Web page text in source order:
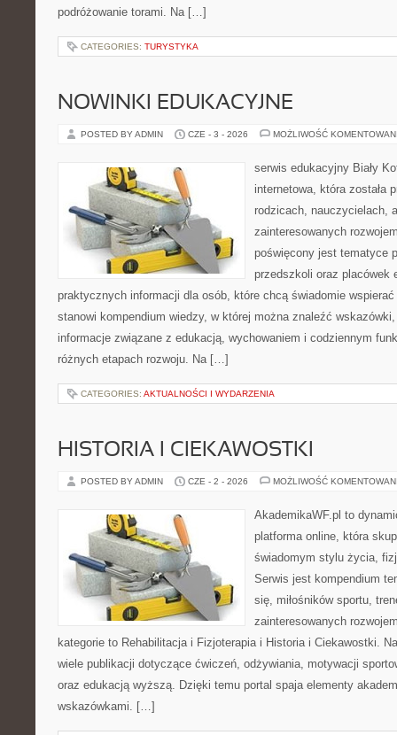
podróżowanie torami. Na […]
CATEGORIES: TURYSTYKA
NOWINKI EDUKACYJNE
POSTED BY ADMIN CZE - 3 - 2026 MOŻLIWOŚĆ
serwis edukacyjny Biały
internetowa, która została
rodzicach, nauczycielach,
zainteresowanych
poświęcony jest tematyce
przedszkoli oraz placówek
praktycznych informacji dla osób, które chcą świadomie
stanowi kompendium wiedzy, w której można znaleźć
informacje związane z edukacją, wychowaniem i codziennym
różnych etapach rozwoju. Na […]
CATEGORIES: AKTUALNOŚCI I WYDARZENIA
HISTORIA I CIEKAWOSTKI
POSTED BY ADMIN CZE - 2 - 2026 MOŻLIWOŚĆ
AkademikaWF.pl to
platforma online, która
świadomym stylu życia,
Serwis jest kompendium
się, miłośników sportu,
zainteresowanych
kategorie to Rehabilitacja i Fizjoterapia i Historia i Ciekawostki.
wiele publikacji dotyczące ćwiczeń, odżywiania, motywacji
oraz edukacją wyższą. Dzięki temu portal spaja elementy
wskazówkami. […]